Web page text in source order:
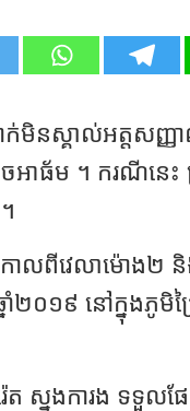
ាក់មិនស្គាល់អត្តស
ាធ័ម ។ ករណីនេះ
ាលពីវេលាម៉ោង២ និ
ាំ២០១៩ នៅក្នុងភូមិ
ត ស្នងការង ទទួល